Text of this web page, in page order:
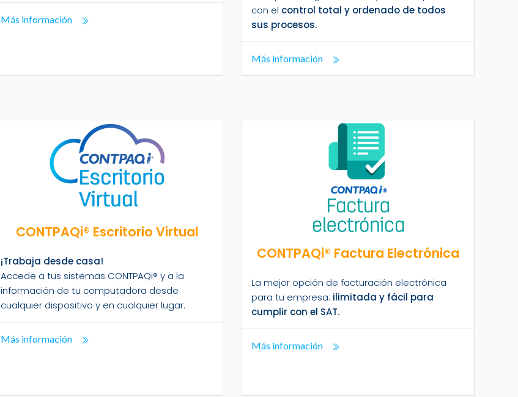
Más información
con el control total y ordenado de todos
sus procesos.
Más información
CONTPAQi® Escritorio Virtual
¡Trabaja desde casa!
Accede a tus sistemas CONTPAQi® y a la
información de tu computadora desde
cualquier dispositivo y en cualquier lugar.
Más información
CONTPAQi® Factura Electrónica
La mejor opción de facturación electrónica
para tu empresa: ilimitada y fácil para
cumplir con el SAT.
Más información